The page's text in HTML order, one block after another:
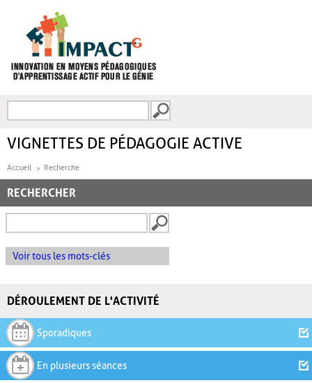
FORMULAIRE DE
VIGNETTES DE PÉDAGOGIE ACTIVE
Accueil Recherche
RECHERCHER
Voir tous les mots-clés
DÉROULEMENT DE L'ACTIVITÉ
Sporadiques
En plusieurs séances